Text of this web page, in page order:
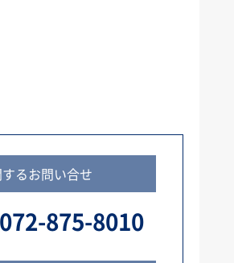
るお問い合せ
072-875-8010